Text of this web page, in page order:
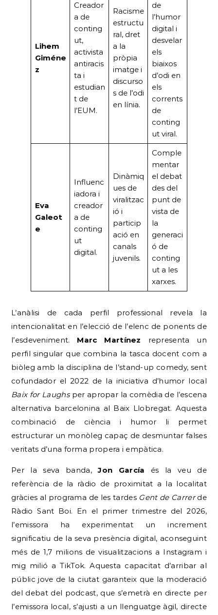
Lihem
Giméne
z
Creador
a de
conting
ut,
activista
antiracis
ta i
estudian
t de
l’EUM.
Racisme
estructu
ral, dret
a la
pròpia
imatge i
discurso
s de l’odi
en línia.
de
l’humor
digital i
desvelar
els
biaixos
d’odi en
els
corrents
de
conting
ut viral.
Eva
Galeot
e
Influenc
iadora i
creador
a de
conting
ut
digital.
Dinàmiq
ues de
viralitzac
ió i
particip
ació en
canals
juvenils.
Comple
mentar
el debat
des del
punt de
vista de
la
generaci
ó de
conting
ut a les
xarxes.
L’anàlisi de cada perfil professional revela la
intencionalitat en l’elecció de l’elenc de ponents de
l’esdeveniment.
Marc Martínez representa un
perfil singular que combina la tasca docent com a
biòleg amb la disciplina de l’stand-up comedy, sent
cofundador el 2022 de la iniciativa d’humor local
Baix for Laughsper apropar la comèdia de l’escena
alternativa barcelonina al Baix Llobregat. Aquesta
combinació de ciència i humor li permet
estructurar un monòleg capaç de desmuntar falses
veritats d’una forma propera i empàtica.
Per la seva banda,Jon García és la veu de
referència de la ràdio de proximitat a la localitat
gràcies al programa de les tardes Gent de Carrerde
Ràdio Sant Boi. En el primer trimestre del 2026,
l’emissora ha experimentat un increment
significatiu de la seva presència digital, aconseguint
més de 1,7 milions de visualitzacions a Instagram i
mig milió a TikTok. Aquesta capacitat d’arribar al
públic jove de la ciutat garanteix que la moderació
del debat del podcast, que s’emetrà en directe per
l’emissora local, s’ajusti a un llenguatge àgil, directe